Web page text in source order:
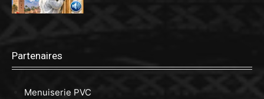
Partenaires
Menuiserie PVC